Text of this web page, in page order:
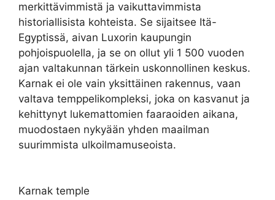
merkittävimmistä ja vaikuttavimmista
historiallisista kohteista. Se sijaitsee Itä-
Egyptissä, aivan Luxorin kaupungin
pohjoispuolella, ja se on ollut yli 1 500 vuoden
ajan valtakunnan tärkein uskonnollinen keskus.
Karnak ei ole vain yksittäinen rakennus, vaan
valtava temppelikompleksi, joka on kasvanut ja
kehittynyt lukemattomien faaraoiden aikana,
muodostaen nykyään yhden maailman
suurimmista ulkoilmamuseoista.
Karnak temple